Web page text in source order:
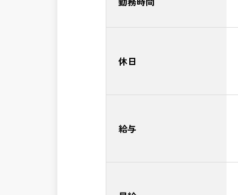
休日
給与